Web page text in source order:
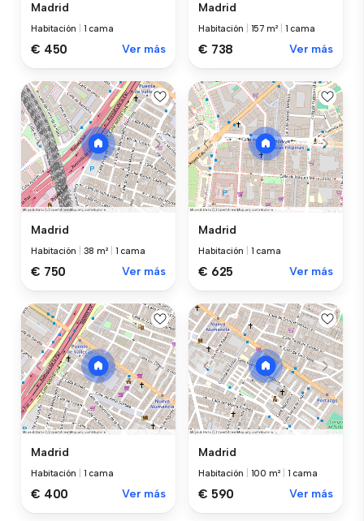
Madrid
Habitación 1 cama
€ 450 Ver más
Madrid
Habitación 157 m² 1 cama
€ 738 Ver más
Madrid
Habitación 38 m² 1 cama
€ 750 Ver más
Madrid
Habitación 1 cama
€ 625 Ver más
Madrid
Habitación 1 cama
€ 400 Ver más
Madrid
Habitación 100 m² 1 cama
€ 590 Ver más